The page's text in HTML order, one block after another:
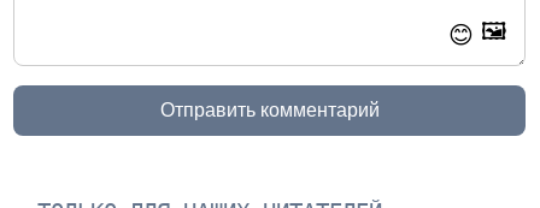
😊 🖼️
Отправить комментарий